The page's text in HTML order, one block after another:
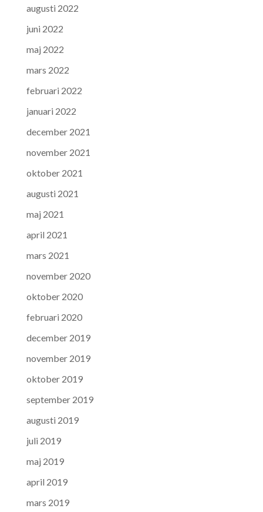
augusti 2022
juni 2022
maj 2022
mars 2022
februari 2022
januari 2022
december 2021
november 2021
oktober 2021
augusti 2021
maj 2021
april 2021
mars 2021
november 2020
oktober 2020
februari 2020
december 2019
november 2019
oktober 2019
september 2019
augusti 2019
juli 2019
maj 2019
april 2019
mars 2019